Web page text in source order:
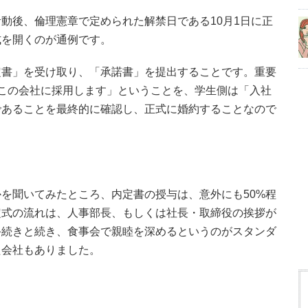
後、倫理憲章で定められた解禁日である10月1日に正
開くのが通例です。
」を受け取り、「承諾書」を提出することです。重要
の会社に採用します」ということを、学生側は「入社
ることを最終的に確認し、正式に婚約することなので
聞いてみたところ、内定書の授与は、意外にも50%程
の流れは、人事部長、もしくは社長・取締役の挨拶が
きと続き、食事会で親睦を深めるというのがスタンダ
社もありました。